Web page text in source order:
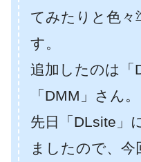
てみたりと色々
す。
追加したのは「
「DMM」さん。
先日「DLsite」
ましたので、今